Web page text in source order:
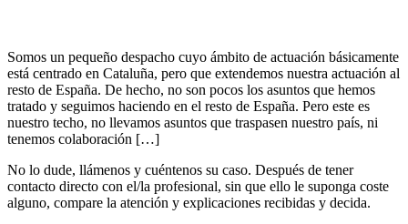
Somos un pequeño despacho cuyo ámbito de actuación básicamente
está centrado en Cataluña, pero que extendemos nuestra actuación al
resto de España. De hecho, no son pocos los asuntos que hemos
tratado y seguimos haciendo en el resto de España. Pero este es
nuestro techo, no llevamos asuntos que traspasen nuestro país, ni
tenemos colaboración […]
No lo dude, llámenos y cuéntenos su caso. Después de tener
contacto directo con el/la profesional, sin que ello le suponga coste
alguno, compare la atención y explicaciones recibidas y decida.